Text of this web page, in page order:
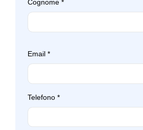
Tappetini
Travel package
Triangolo di sosta d'emergenza
Cognome *
Email *
Telefono *